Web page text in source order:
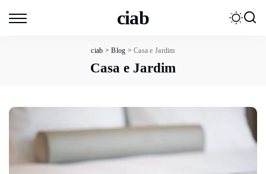
ciab
ciab >Blog >Casa e Jardim
Casa e Jardim